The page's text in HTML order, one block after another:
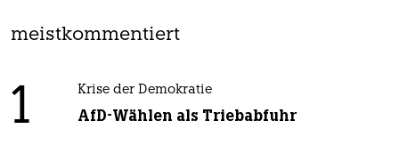
meistkommentiert
1 Krise der Demokratie
AfD-Wählen als Triebabfuhr